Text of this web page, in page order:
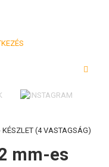
(4 VASTAGSÁG)
mm-es